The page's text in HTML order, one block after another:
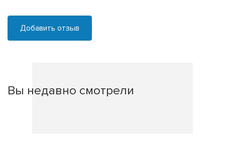
Добавить отзыв
Вы недавно смотрели